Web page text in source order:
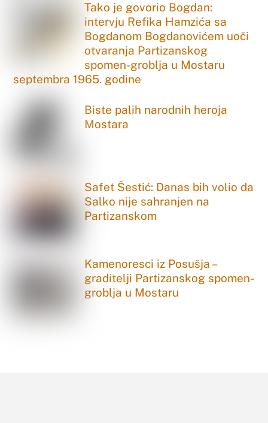
Tako je govorio Bogdan:
intervju Refika Hamzića sa
Bogdanom Bogdanovićem uoči
otvaranja Partizanskog
spomen-groblja u Mostaru
septembra 1965. godine
Biste palih narodnih heroja
Mostara
Safet Šestić: Danas bih volio da
Salko nije sahranjen na
Partizanskom
Kamenoresci iz Posušja –
graditelji Partizanskog spomen-
groblja u Mostaru